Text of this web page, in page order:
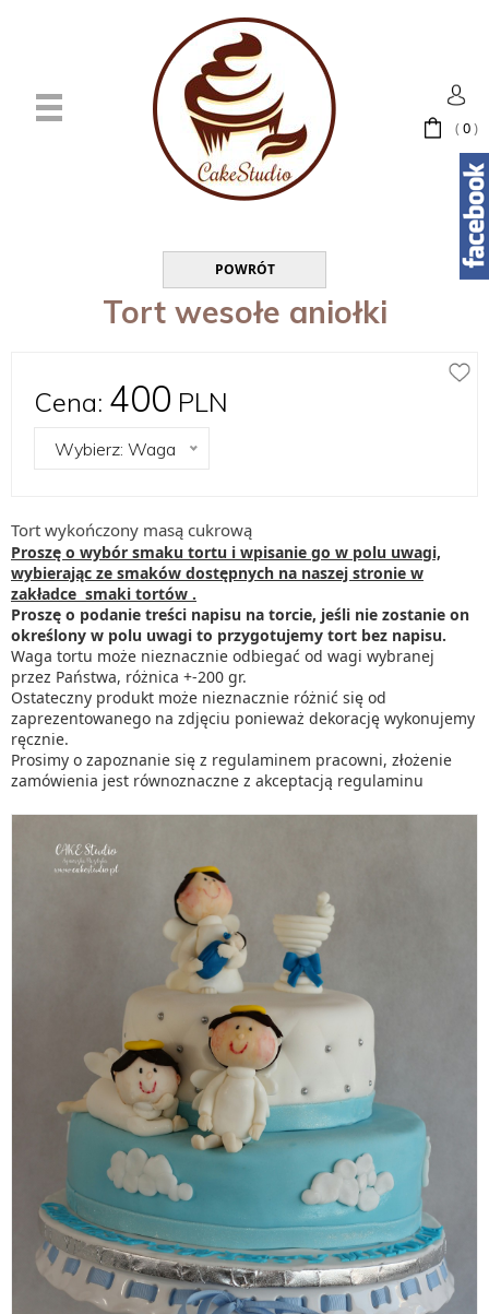
(0)
POWRÓT
Tort wesołe aniołki
Cena: 400 PLN
Wybierz: Waga
Tort wykończony masą cukrową
Proszę o wybór smaku tortu i wpisanie go w polu uwagi,
wybierając ze smaków dostępnych na naszej stronie w
zakładce smaki tortów .
Proszę o podanie treści napisu na torcie, jeśli nie zostanie on
określony w polu uwagi to przygotujemy tort bez napisu.
Waga tortu może nieznacznie odbiegać od wagi wybranej
przez Państwa, różnica +-200 gr.
Ostateczny produkt może nieznacznie różnić się od
zaprezentowanego na zdjęciu ponieważ dekorację wykonujemy
ręcznie.
Prosimy o zapoznanie się z regulaminem pracowni, złożenie
zamówienia jest równoznaczne z akceptacją regulaminu